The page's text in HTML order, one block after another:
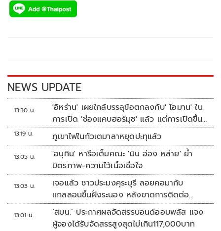
e
k
tt p
k
NEWS UPDATE
13:30 น.
'อิหร่าน' เผยใกล้บรรลุข้อตกลงกับ' โอมาน' ใน
การเปิด 'ช่องแคบฮอร์มุซ' แล้ว แต่การเปิดขึ้น
อยู่กับสหรัฐฯ
13:19 น. ภูเขาไฟในกัวเตมาลาหยุดปะทุแล้ว
13:05 น.
'อนุทิน' หารือเต็มคณะ 'มิน อ่อง หล่าย' ย้ำ
มิตรภาพ-ความไว้เนื้อเชื่อใจ
13:03 น.
เจอแล้ว ชาวประมงคุระบุรี ลอยคอมากับ
แกลลอนขึ้นฝั่งระนอง หลังขาดการติดต่อ
หลายวัน
13:01 น.
‘สบน.’ ประกาศผลจัดสรรบอนด์ออมพลัส แจง
ผู้จองได้รับจัดสรรสูงสุดไม่เกิน117,000บาท